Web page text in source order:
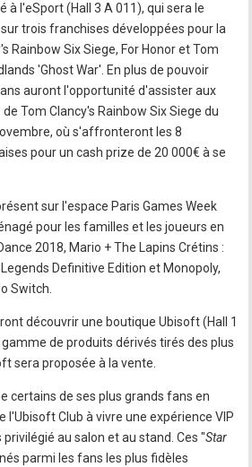
l'eSport (Hall 3 A 011), qui sera le
trois franchises développées pour la
Rainbow Six Siege, For Honor et Tom
'Ghost War'. En plus de pouvoir
auront l'opportunité d'assister aux
de Tom Clancy's Rainbow Six Siege du
où s'affronteront les 8
pour un cash prize de 20 000€ à se
sur l'espace Paris Games Week
pour les familles et les joueurs en
2018, Mario + The Lapins Crétins :
Definitive Edition et Monopoly,
Switch.
découvrir une boutique Ubisoft (Hall 1
de produits dérivés tirés des plus
sera proposée à la vente.
certains de ses plus grands fans en
l'Ubisoft Club à vivre une expérience VIP
au salon et au stand. Ces "Star
parmi les fans les plus fidèles